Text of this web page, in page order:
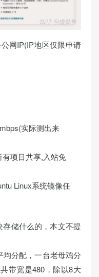
网IP(IP地区仅限申请
实际测出来
项目共享,入站免
Linux系统镜像任
储什么的，本文不提
分配，一台老母鸡分
带宽是480，除以8大